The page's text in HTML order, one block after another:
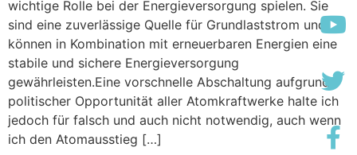
wichtige Rolle bei der Energieversorgung spielen. Sie
sind eine zuverlässige Quelle für Grundlaststrom und
können in Kombination mit erneuerbaren Energien eine
stabile und sichere Energieversorgung
gewährleisten.Eine vorschnelle Abschaltung aufgrund
politischer Opportunität aller Atomkraftwerke halte ich
jedoch für falsch und auch nicht notwendig, auch wenn
ich den Atomausstieg […]